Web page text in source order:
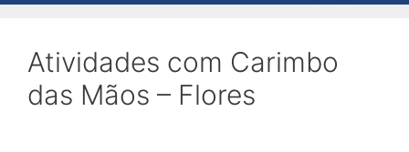
Atividades com Carimbo
das Mãos – Flores